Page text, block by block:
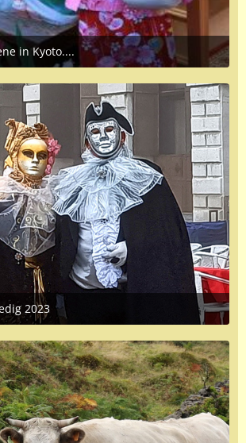
in Kyoto....
2023 at 6:28 PM
2023
2023 at 6:15 PM